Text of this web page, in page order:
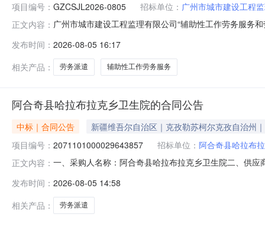
项目编号： GZCSJL2026-0805 招标单位： 广州市城市建设工程
正文内容： 广州市城市建设工程监理有限公司“辅助性工作劳务服务
详见附件。五、采购控制价无控制价本项目无控制价六
承担民事责任能力的在中华人民共和国境内
发布时间： 2026-08-05 16:17
相关产品：
劳务派遣 辅助性工作劳务服务
阿合奇县哈拉布拉克乡卫生院的合同公告
中标｜合同公告
新疆维吾尔自治区｜克孜勒苏柯尔克孜自治州
项目编号： 2071101000029643857 招标单位： 阿合奇县哈拉布
正文内容： 一、采购人名称：阿合奇县哈拉布拉克乡卫生院二、供
1.001350013500服务要求或标的基本概况：七、其它事
发布时间： 2026-08-05 14:58
相关产品：
劳务派遣